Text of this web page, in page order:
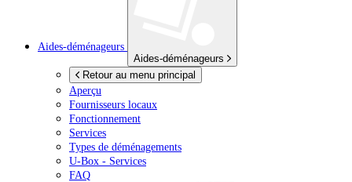
Aides-déménageurs
Aides-déménageurs
Retour au menu principal
Aperçu
Fournisseurs locaux
Fonctionnement
Services
Types de déménagements
U-Box - Services
FAQ